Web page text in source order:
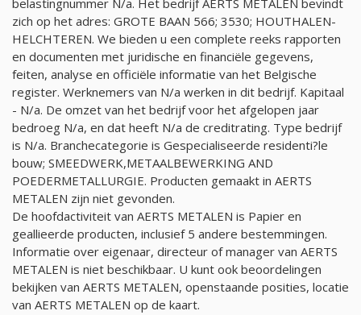
zich op het adres: GROTE BAAN 566; 3530; HOUTHALEN-
HELCHTEREN. We bieden u een complete reeks rapporten
en documenten met juridische en financiële gegevens,
feiten, analyse en officiële informatie van het Belgische
register. Werknemers van N/a werken in dit bedrijf. Kapitaal
- N/a. De omzet van het bedrijf voor het afgelopen jaar
bedroeg N/a, en dat heeft N/a de creditrating. Type bedrijf
is N/a. Branchecategorie is Gespecialiseerde residenti?le
bouw; SMEEDWERK,METAALBEWERKING AND
POEDERMETALLURGIE. Producten gemaakt in AERTS
METALEN zijn niet gevonden.
De hoofdactiviteit van AERTS METALEN is Papier en
geallieerde producten, inclusief 5 andere bestemmingen.
Informatie over eigenaar, directeur of manager van AERTS
METALEN is niet beschikbaar. U kunt ook beoordelingen
bekijken van AERTS METALEN, openstaande posities, locatie
van AERTS METALEN op de kaart.